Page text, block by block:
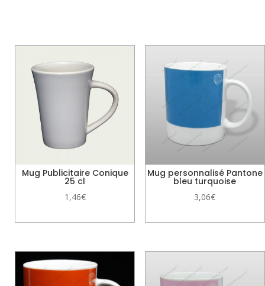
Mug Publicitaire Conique
25 cl
1,46€
Mug personnalisé Pantone
bleu turquoise
3,06€